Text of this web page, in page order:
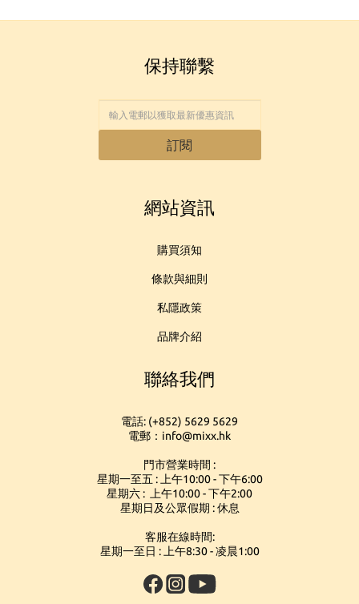
保持聯繫
訂閱
網站資訊
購買須知
條款與細則
私隱政策
品牌介紹
聯絡我們
電話: (+852) 5629 5629
電郵：info@mixx.hk
門市營業時間 :
星期一至五 : 上午10:00 - 下午6:00
星期六 : 上午10:00 - 下午2:00
星期日及公眾假期 : 休息
客服在線時間:
星期一至日 : 上午8:30 - 凌晨1:00